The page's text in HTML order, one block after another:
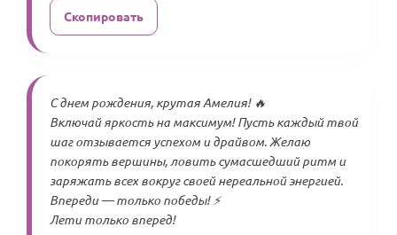
Скопировать
С днем рождения, крутая Амелия! 🔥
Включай яркость на максимум! Пусть каждый твой
шаг отзывается успехом и драйвом. Желаю
покорять вершины, ловить сумасшедший ритм и
заряжать всех вокруг своей нереальной энергией.
Впереди — только победы! ⚡️
Лети только вперед!